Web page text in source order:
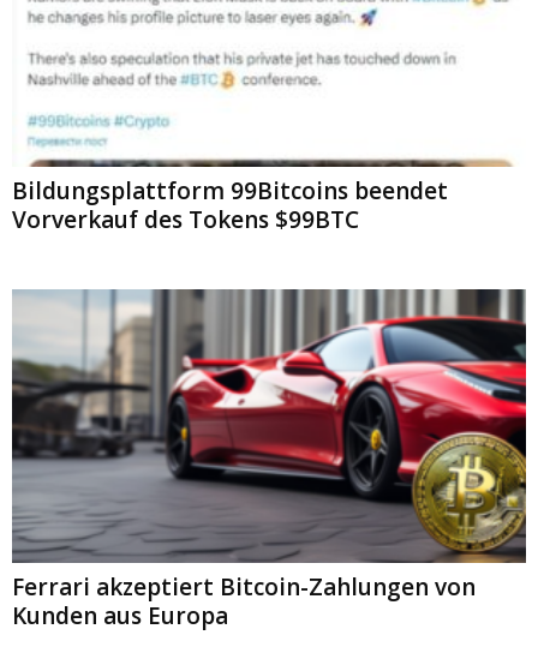
Bildungsplattform 99Bitcoins beendet
Vorverkauf des Tokens $99BTC
Ferrari akzeptiert Bitcoin-Zahlungen von
Kunden aus Europa